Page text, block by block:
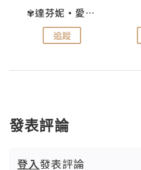
✾達芬妮•愛孩子•愛生活✾
追蹤
發表評論
登入發表評論